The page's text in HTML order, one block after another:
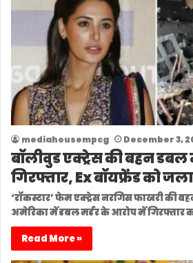
mediahousempcg December 3,
बॉलीवुड एक्ट्रेस की बहन डबल
गिरफ्तार, Ex बॉयफ्रेंड को
‘रॉकस्टार’ फेम एक्ट्रेस नरगिस फाखरी की
अमेरिका में डबल मर्डर के आरोप में गिरफ्तार
Read More »